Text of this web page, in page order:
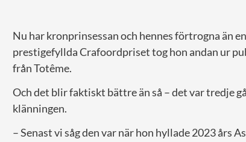
Nu har kronprinsessan och hennes förtrogna än
prestigefyllda Crafoordpriset tog hon andan ur
från Totême.
Och det blir faktiskt bättre än så – det var tredje
klänningen.
– Senast vi såg den var när hon hyllade 2023 års